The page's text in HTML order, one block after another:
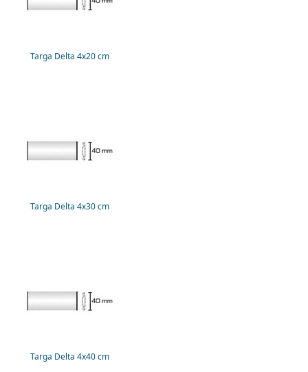
Targa Delta 4x20 cm
Targa Delta 4x30 cm
Targa Delta 4x40 cm